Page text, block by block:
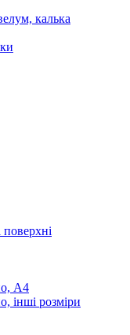
калька
А4
інші розміри